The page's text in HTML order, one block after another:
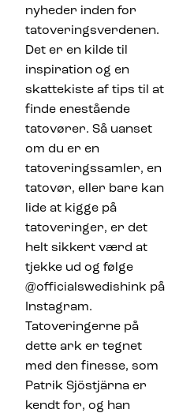
nyheder inden for
tatoveringsverdenen.
Det er en kilde til
inspiration og en
skattekiste af tips til at
finde enestående
tatovører. Så uanset
om du er en
tatoveringssamler, en
tatovør, eller bare kan
lide at kigge på
tatoveringer, er det
helt sikkert værd at
tjekke ud og følge
@officialswedishink på
Instagram.
Tatoveringerne på
dette ark er tegnet
med den finesse, som
Patrik Sjöstjärna er
kendt for, og han